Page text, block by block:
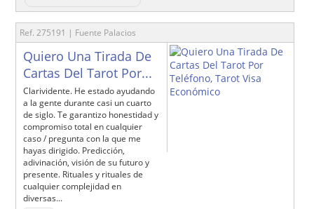
Ref. 275191 | Fuente Palacios
Quiero Una Tirada De
Cartas Del Tarot Por...
Clarividente. He estado ayudando
a la gente durante casi un cuarto
de siglo. Te garantizo honestidad y
compromiso total en cualquier
caso / pregunta con la que me
hayas dirigido. Predicción,
adivinación, visión de su futuro y
presente. Rituales y rituales de
cualquier complejidad en
diversas...